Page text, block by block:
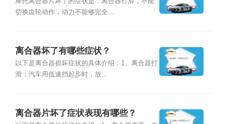
切换齿轮动作，动力不能够完全...
离合器坏了有哪些症状？
以下是离合器损坏症状的具体介绍：1、离合器打
滑：汽车用低速挡起步时，放...
离合器片坏了症状表现有哪些？